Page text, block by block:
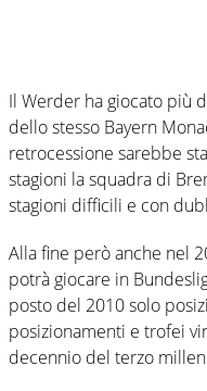
Il Werder ha giocato più
dello stesso Bayern
retrocessione sarebbe
stagioni la squadra di
stagioni difficili e con
Alla fine però anche nel
potrà giocare in
posto del 2010 solo
posizionamenti e trofei
decennio del terzo